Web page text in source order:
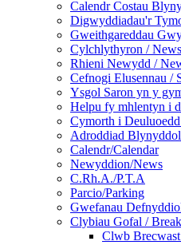
Calendr Costau
Digwyddiadau'r
Gweithgareddau
Cylchlythyron /
Rhieni Newydd /
Cefnogi Elusennau /
Ysgol Saron yn y
Helpu fy mhlentyn i
Cymorth i
Adroddiad
Calendr/Calendar
Newyddion/News
C.Rh.A./P.T.A
Parcio/Parking
Gwefanau
Clybiau Gofal /
Clwb